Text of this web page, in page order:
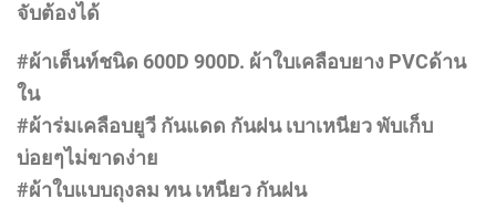
จับต้องได้
#ผ้าเต็นท์ชนิด 600D 900D. ผ้าใบเคลือบยาง PVCด้าน
ใน
#ผ้าร่มเคลือบยูวี กันแดด กันฝน เบาเหนียว พับเก็บ
บ่อยๆไม่ขาดง่าย
#ผ้าใบแบบถุงลม ทน เหนียว กันฝน